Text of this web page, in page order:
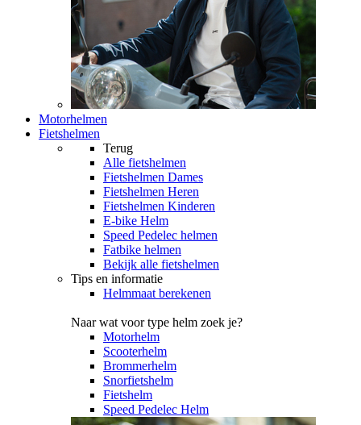
Motorhelmen
Fietshelmen
Terug
Alle fietshelmen
Fietshelmen Dames
Fietshelmen Heren
Fietshelmen Kinderen
E-bike Helm
Speed Pedelec helmen
Fatbike helmen
Bekijk alle fietshelmen
Tips en informatie
Helmmaat berekenen
Naar wat voor type helm zoek je?
Motorhelm
Scooterhelm
Brommerhelm
Snorfietshelm
Fietshelm
Speed Pedelec Helm